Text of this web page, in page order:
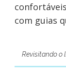
com guias
Revisitando o